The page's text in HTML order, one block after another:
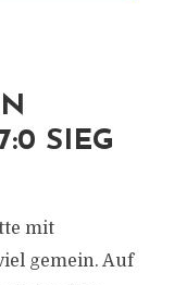
SIEG
mit
gemein. Auf